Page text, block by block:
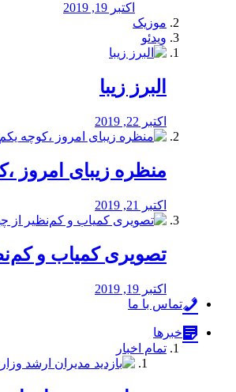
اکتبر 19, 2019
موزیک
ویدئو
البرز زیبا
اکتبر 22, 2019
منظره‌‌ زیبای امروز
اکتبر 21, 2019
️تصویری کمیاب و کم‌نظیر
اکتبر 19, 2019
تماس با ما
خبرها
تمام اخبار